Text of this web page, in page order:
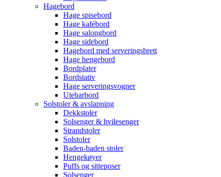
Hagebord
Hage spisebord
Hage kafébord
Hage salongbord
Hage sidebord
Hagebord med serveringsbrett
Hage hengebord
Bordplater
Bordstativ
Hage serveringsvogner
Utebarbord
Solstoler & avslapning
Dekkstoler
Solsenger & hvilesenger
Strandstoler
Solstoler
Baden-baden stoler
Hengekøyer
Puffs og sitteposer
Solsenger